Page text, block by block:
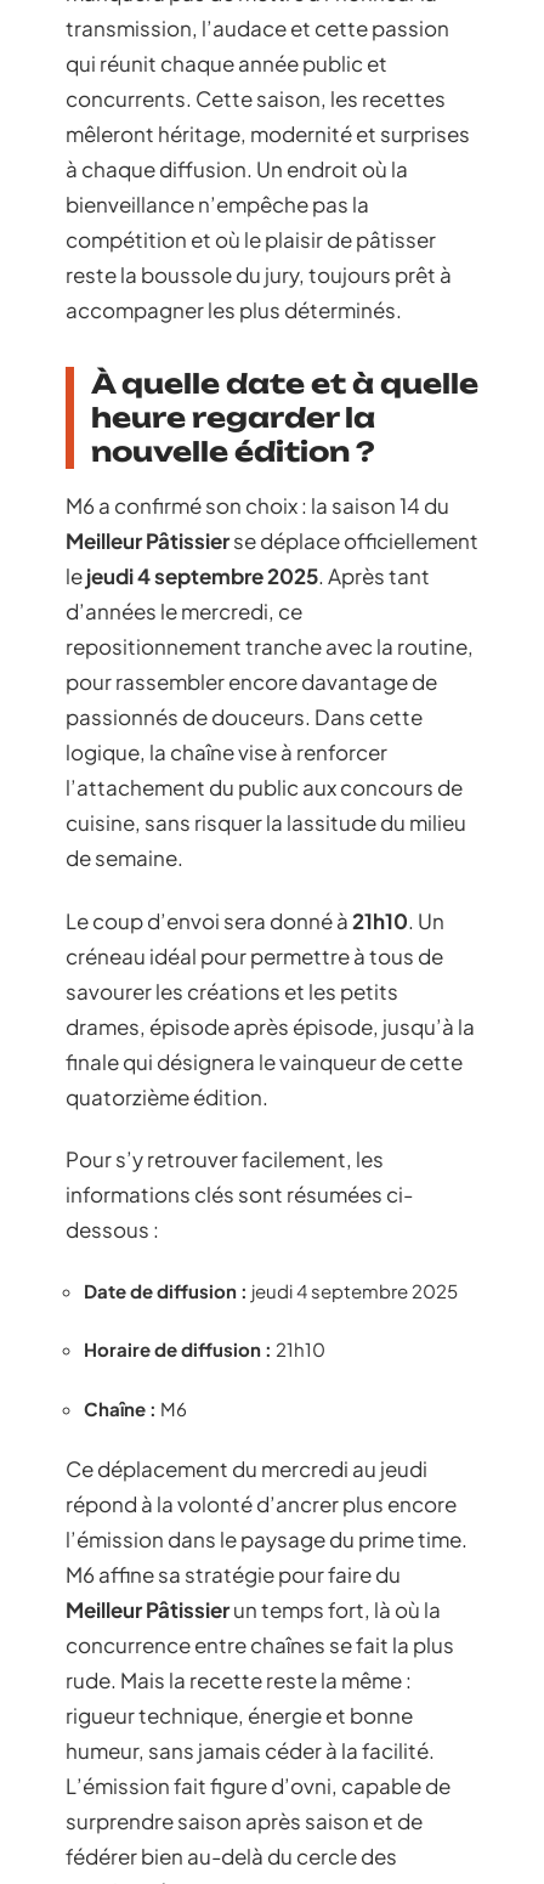
transmission, l’audace et cette passion
qui réunit chaque année public et
concurrents. Cette saison, les recettes
mêleront héritage, modernité et surprises
à chaque diffusion. Un endroit où la
bienveillance n’empêche pas la
compétition et où le plaisir de pâtisser
reste la boussole du jury, toujours prêt à
accompagner les plus déterminés.
À quelle date et à quelle
heure regarder la
nouvelle édition ?
M6 a confirmé son choix : la saison 14 du
Meilleur Pâtissierse déplace officiellement
lejeudi 4 septembre 2025. Après tant
d’années le mercredi, ce
repositionnement tranche avec la routine,
pour rassembler encore davantage de
passionnés de douceurs. Dans cette
logique, la chaîne vise à renforcer
l’attachement du public aux concours de
cuisine, sans risquer la lassitude du milieu
de semaine.
Le coup d’envoi sera donné à21h10. Un
créneau idéal pour permettre à tous de
savourer les créations et les petits
drames, épisode après épisode, jusqu’à la
finale qui désignera le vainqueur de cette
quatorzième édition.
Pour s’y retrouver facilement, les
informations clés sont résumées ci-
dessous :
Date de diffusion : jeudi 4 septembre 2025
Horaire de diffusion : 21h10
Chaîne : M6
Ce déplacement du mercredi au jeudi
répond à la volonté d’ancrer plus encore
l’émission dans le paysage du prime time.
M6 affine sa stratégie pour faire du
Meilleur Pâtissierun temps fort, là où la
concurrence entre chaînes se fait la plus
rude. Mais la recette reste la même :
rigueur technique, énergie et bonne
humeur, sans jamais céder à la facilité.
L’émission fait figure d’ovni, capable de
surprendre saison après saison et de
fédérer bien au-delà du cercle des